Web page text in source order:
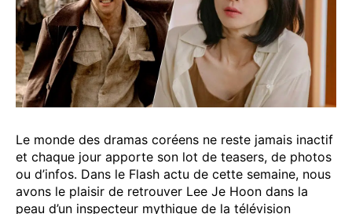
Le monde des dramas coréens ne reste jamais inactif
et chaque jour apporte son lot de teasers, de photos
ou d’infos. Dans le Flash actu de cette semaine, nous
avons le plaisir de retrouver Lee Je Hoon dans la
peau d’un inspecteur mythique de la télévision